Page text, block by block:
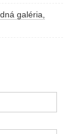
galéria,